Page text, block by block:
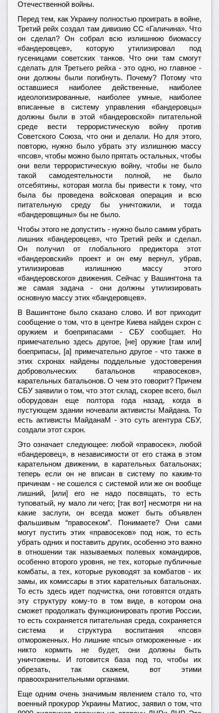
Отечественной войны.
Перед тем, как Украину полностью проиграть в войне,
Третий рейх создал там дивизию СС «Галичина». Что
он сделал? Он собрал всю излишнюю биомассу
«бандеровцев», которую утилизировал под
гусеницами советских танков. Что они там смогут
сделать для Третьего рейха - это одно, но главное -
они должны были погибнуть. Почему? Потому что
оставшиеся наиболее действенные, наиболее
идеологизированные, наиболее умные, наиболее
вписанные в систему управления «бандеровцы»
должны были в этой «бандеровской» питательной
среде вести террористическую войну против
Советского Союза, что они и делали. Но для этого,
повторю, нужно было убрать эту излишнюю массу
«псов», чтобы можно было прятать остальных, чтобы
они вели террористическую войну, чтобы не было
такой самодеятельности полной, не было
отсебятины, которая могла бы привести к тому, что
была бы проведена войсковая операция и всю
питательную среду бы уничтожили, и тогда
«бандеровщины» бы не было.
Чтобы этого не допустить - нужно было самим убрать
лишних «бандеровцев», что Третий рейх и сделал.
Он получил от глобального предиктора этот
«бандеровский» проект и он ему вернул, убрав,
утилизировав излишнюю массу этого
«бандеровского» движения. Сейчас у Вашингтона та
же самая задача - они должны утилизировать
основную массу этих «бандеровцев».
В Вашингтоне было сказано слово. И вот приходит
сообщение о том, что в центре Киева найден схрон с
оружием и боеприпасами - СБУ сообщает. Но
примечательно здесь другое, [не] оружие [там или]
боеприпасы, [а] примечательно другое - что также в
этих схронах найдены поддельные удостоверения
добровольческих батальонов «правосеков»,
карательных батальонов. О чем это говорит? Причем
СБУ заявили о том, что этот склад, скорее всего, был
оборудован еще полтора года назад, когда в
пустующем здании ночевали активисты Майдана. То
есть активисты МайданаМ - это суть агентура СБУ,
создали этот схрон.
Это означает следующее: любой «правосек», любой
«бандеровец», в независимости от его стажа в этом
карательном движении, в карательных батальонах;
теперь если он не вписан в систему по каким-то
причинам - не сошелся с системой или же он вообще
лишний, [или] его не надо посвящать, то есть
туповатый, ну мало ли чего; [так вот] несмотря ни на
какие заслуги, он всегда может быть объявлен
фальшивым “правосеком”. Понимаете? Они сами
могут пустить этих «правосеков» под нож, то есть
убрать одних и поставить других, особенно это важно
в отношении так называемых полевых командиров,
особенно второго уровня, не тех, которые публичные
комбаты, а тех, которые руководят за комбатов - их
замы, их комиссары в этих карательных батальонах.
То есть здесь идет подчистка, они готовятся отдать
эту структуру кому-то в том виде, в котором она
сможет продолжать функционировать против России,
то есть сохраняется питательная среда, сохраняется
система и структура воспитания «псов»
отмороженных. Но лишние «псы» отмороженные - их
никто кормить не будет, они должны быть
уничтожены. И готовится база под то, чтобы их
обрезать, так скажем, вот этими
правоохранительными органами.
Еще одним очень значимым явлением стало то, что
военный прокурор Украины Матиос, заявил о том, что